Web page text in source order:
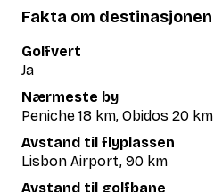
Fakta om destinasjonen
Golfvert
Ja
Nærmeste by
Peniche 18 km, Obidos 20 km
Avstand til flyplassen
Lisbon Airport, 90 km
Avstand til golfbane